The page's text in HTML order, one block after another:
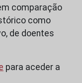
comparação
como
de doentes
para aceder a